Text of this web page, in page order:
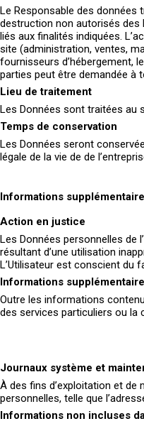
Le Responsable des données
destruction non autorisés des
liés aux finalités indiquées.
site (administration, ventes,
fournisseurs d’hébergement,
parties peut être demandée à
Lieu de traitement
Les Données sont traitées au
Temps de conservation
Les Données seront
légale de la vie de de
Informations
Action en justice
Les Données personnelles de
résultant d’une utilisation
L’Utilisateur est conscient du
Informations
Outre les informations
des services particuliers ou la
Journaux système et
À des fins d’exploitation et
personnelles, telle que
Informations non incluses